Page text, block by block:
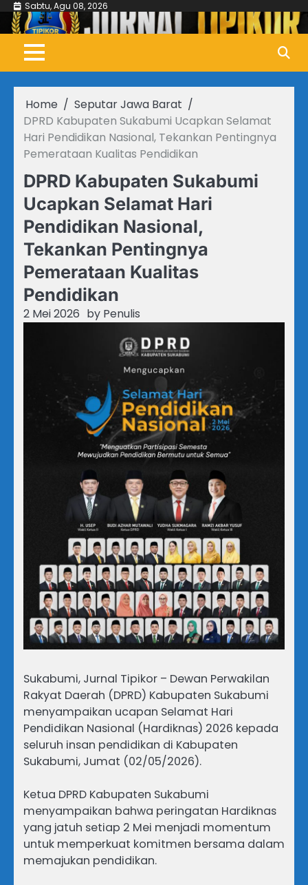
Skip
content
Sabtu, Agu 08, 2026
Home
Seputar Jawa Barat
DPRD Kabupaten Sukabumi Ucapkan Selamat
Hari Pendidikan Nasional, Tekankan Pentingnya
Pemerataan Kualitas Pendidikan
DPRD Kabupaten Sukabumi
Ucapkan Selamat Hari
Pendidikan Nasional,
Tekankan Pentingnya
Pemerataan Kualitas
Pendidikan
2 Mei 2026 by Penulis
Sukabumi, Jurnal Tipikor – Dewan Perwakilan
Rakyat Daerah (DPRD) Kabupaten Sukabumi
menyampaikan ucapan Selamat Hari
Pendidikan Nasional (Hardiknas) 2026 kepada
seluruh insan pendidikan di Kabupaten
Sukabumi, Jumat (02/05/2026).
Ketua DPRD Kabupaten Sukabumi
menyampaikan bahwa peringatan Hardiknas
yang jatuh setiap 2 Mei menjadi momentum
untuk memperkuat komitmen bersama dalam
memajukan pendidikan.